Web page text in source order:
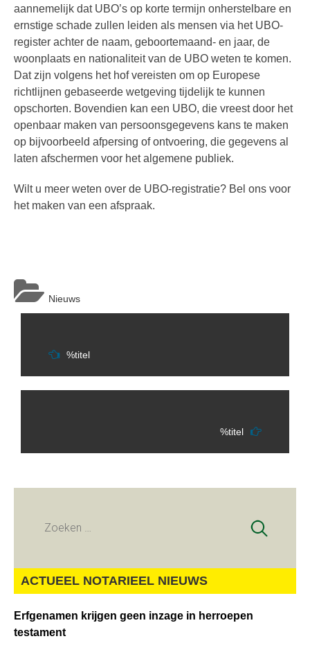
aannemelijk dat UBO’s op korte termijn onherstelbare en
ernstige schade zullen leiden als mensen via het UBO-
register achter de naam, geboortemaand- en jaar, de
woonplaats en nationaliteit van de UBO weten te komen.
Dat zijn volgens het hof vereisten om op Europese
richtlijnen gebaseerde wetgeving tijdelijk te kunnen
opschorten. Bovendien kan een UBO, die vreest door het
openbaar maken van persoonsgegevens kans te maken
op bijvoorbeeld afpersing of ontvoering, die gegevens al
laten afschermen voor het algemene publiek.
Wilt u meer weten over de UBO-registratie? Bel ons voor
het maken van een afspraak.
Nieuws
Berichtnavigatie
%titel
%titel
Zoeken
ACTUEEL NOTARIEEL NIEUWS
Erfgenamen krijgen geen inzage in herroepen
testament